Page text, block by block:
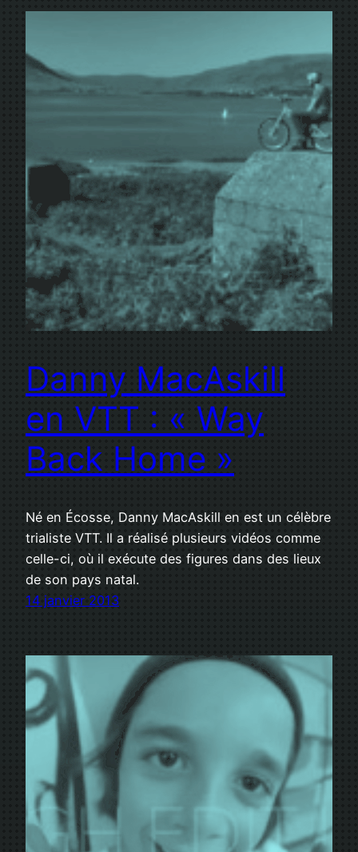
Danny MacAskill
en VTT : « Way
Back Home »
Né en Écosse, Danny MacAskill en est un célèbre
trialiste VTT. Il a réalisé plusieurs vidéos comme
celle-ci, où il exécute des figures dans des lieux
de son pays natal.
14 janvier 2013